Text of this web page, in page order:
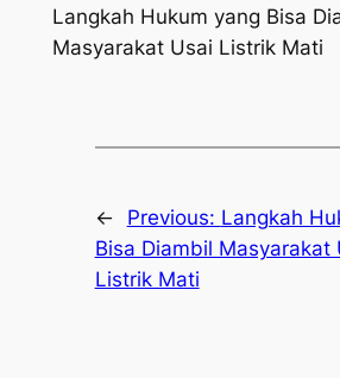
Langkah Hukum yang Bisa
Masyarakat Usai Listrik Mati
← Previous: Langkah
Bisa Diambil Masyarakat
Listrik Mati